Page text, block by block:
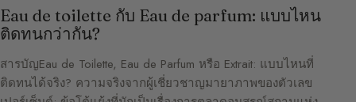
Eau de toilette กับ Eau de parfum: แบบไหน
ติดทนกว่ากัน?
สารบัญEau de Toilette, Eau de Parfum หรือ Extrait: แบบไหนที่
ติดทนได้จริง? ความจริงจากผู้เชี่ยวชาญมายาภาพของตัวเลข